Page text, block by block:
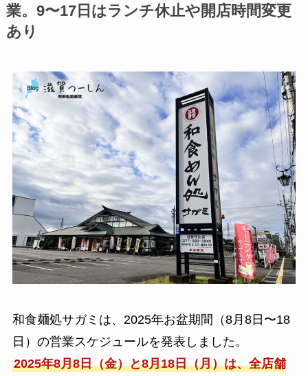
業。9〜17日はランチ休止や開店時間変更
あり
和食麺処サガミは、2025年お盆期間（8月8日〜18
日）の営業スケジュールを発表しました。
2025年8月8日（金）と8月18日（月）は、全店舗